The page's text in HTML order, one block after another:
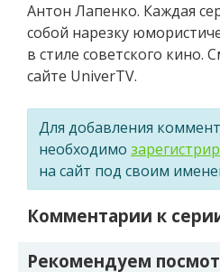
Антон Лапенко. Каждая
собой нарезку
в стиле советского кино.
сайте UniverTV.
Для добавления
необходимо
на сайт под своим
Комментарии к
Рекомендуем